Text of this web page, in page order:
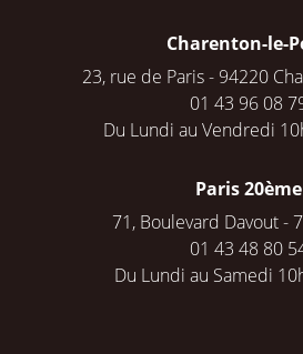
Charenton-le-
23, rue de Paris - 94220
01 43 96 08
Du Lundi au Vendredi
Paris 20ème
71, Boulevard Davout -
01 43 48 80
Du Lundi au Samedi